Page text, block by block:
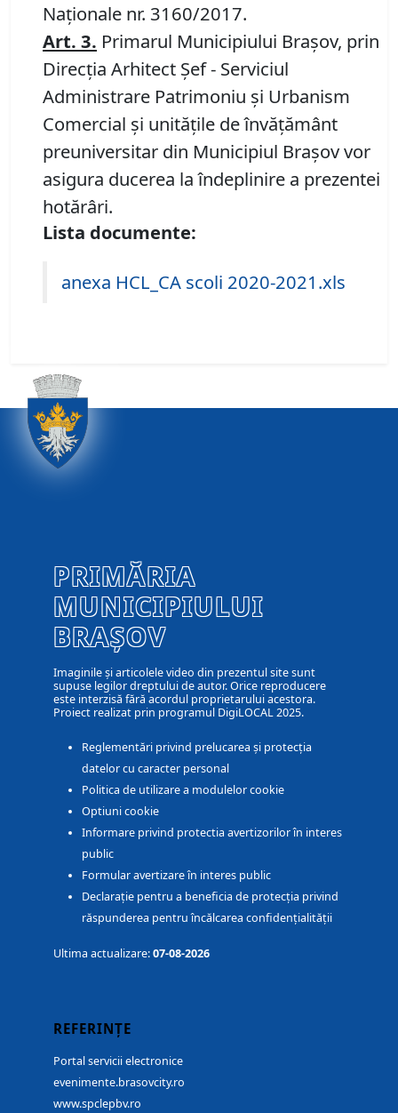
Naţionale nr. 3160/2017.
Art. 3. Primarul Municipiului Braşov, prin
Direcția Arhitect Șef - Serviciul
Administrare Patrimoniu şi Urbanism
Comercial şi unităţile de învăţământ
preuniversitar din Municipiul Braşov vor
asigura ducerea la îndeplinire a prezentei
hotărâri.
Lista documente:
anexa HCL_CA scoli 2020-2021.xls
PRIMĂRIA
MUNICIPIULUI
BRAȘOV
Imaginile și articolele video din prezentul site sunt
supuse legilor dreptului de autor. Orice reproducere
este interzisă fără acordul proprietarului acestora.
Proiect realizat prin programul DigiLOCAL 2025.
Reglementări privind prelucarea și protecția
datelor cu caracter personal
Politica de utilizare a modulelor cookie
Optiuni cookie
Informare privind protectia avertizorilor în interes
public
Formular avertizare în interes public
Declarație pentru a beneficia de protecția privind
răspunderea pentru încălcarea confidențialității
Ultima actualizare:07-08-2026
REFERINȚE
Portal servicii electronice
evenimente.brasovcity.ro
www.spclepbv.ro